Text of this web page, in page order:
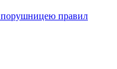
порушницею правил